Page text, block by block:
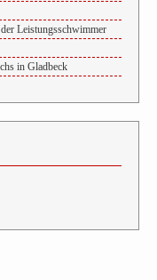
Leistungsschwimmer
in Gladbeck